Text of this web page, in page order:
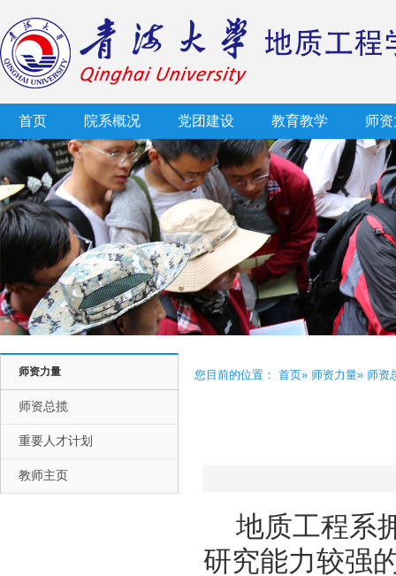
首页 院系概况 党团建设 教育教学 师
师资力量
师资总揽
重要人才计划
教师主页
您目前的位置： 首页» 师资力量» 师资
地质工程系
研究能力较强